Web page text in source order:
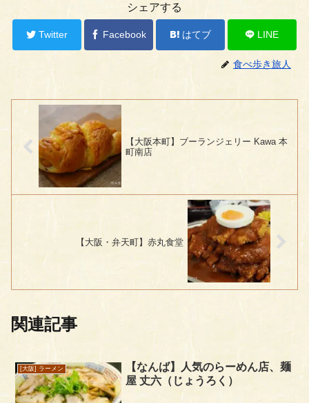
シェアする
Twitter Facebook はてブ LINE
食べ歩き旅人
【大阪本町】ブーランジェリー Kawa 本
町南店
【大阪・弁天町】赤丸食堂
関連記事
[大阪] ラーメン
【なんば】人気のらーめん店、麺
屋 丈六（じょうろく）